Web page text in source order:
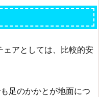
アとしては、比較的安
足のかかとが地面につ